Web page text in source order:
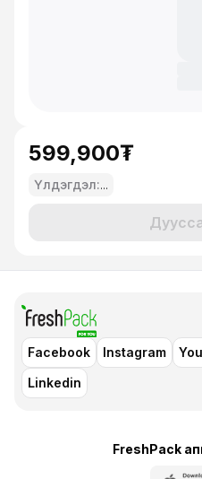
599,900₮
Үлдэгдэл:...
Facebook Instagram
Linkedin
FreshPack